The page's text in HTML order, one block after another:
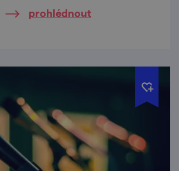
dochovaného interiéru, který
prohlédnout